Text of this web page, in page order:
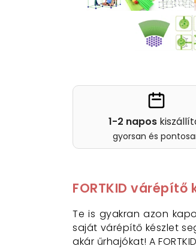
1-2 napos
gyorsan és
FORTKID
Te is gyakran azon
saját várépítő készlet
akár űrhajókat! A